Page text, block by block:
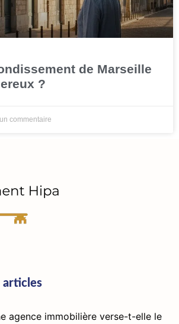
de Marseille
?
commentaire
articles
agence immobilière verse-t-elle le